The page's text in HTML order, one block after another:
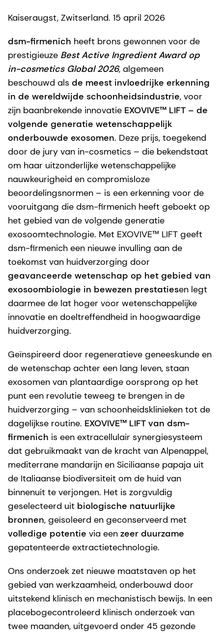
Kaiseraugst, Zwitserland. 15 april 2026
dsm-firmenich heeft brons gewonnen voor de
prestigieuze Best Active Ingredient Award op
in-cosmetics Global 2026, algemeen
beschouwd als de meest invloedrijke erkenning
in de wereldwijde schoonheidsindustrie, voor
zijn baanbrekende innovatie EXOVIVE™ LIFT – de
volgende generatie wetenschappelijk
onderbouwde exosomen. Deze prijs, toegekend
door de jury van in-cosmetics – die bekendstaat
om haar uitzonderlijke wetenschappelijke
nauwkeurigheid en compromisloze
beoordelingsnormen – is een erkenning voor de
vooruitgang die dsm-firmenich heeft geboekt op
het gebied van de volgende generatie
exosoomtechnologie. Met EXOVIVE™ LIFT geeft
dsm-firmenich een nieuwe invulling aan de
toekomst van huidverzorging door
geavanceerde wetenschap op het gebied van
exosoombiologie in bewezen prestatiesen legt
daarmee de lat hoger voor wetenschappelijke
innovatie en doeltreffendheid in hoogwaardige
huidverzorging.
Geïnspireerd door regeneratieve geneeskunde en
de wetenschap achter een lang leven, staan
exosomen van plantaardige oorsprong op het
punt een revolutie teweeg te brengen in de
huidverzorging – van schoonheidsklinieken tot de
dagelijkse routine. EXOVIVE™ LIFT van dsm-
firmenich is een extracellulair synergiesysteem
dat gebruikmaakt van de kracht van Alpenappel,
mediterrane mandarijn en Siciliaanse papaja uit
de Italiaanse biodiversiteit om de huid van
binnenuit te verjongen. Het is zorgvuldig
geselecteerd uit biologische natuurlijke
bronnen, geïsoleerd en geconserveerd met
volledige potentie via een zeer duurzame
gepatenteerde extractietechnologie.
Ons onderzoek zet nieuwe maatstaven op het
gebied van werkzaamheid, onderbouwd door
uitstekend klinisch en mechanistisch bewijs. In een
placebogecontroleerd klinisch onderzoek van
twee maanden, uitgevoerd onder 45 gezonde